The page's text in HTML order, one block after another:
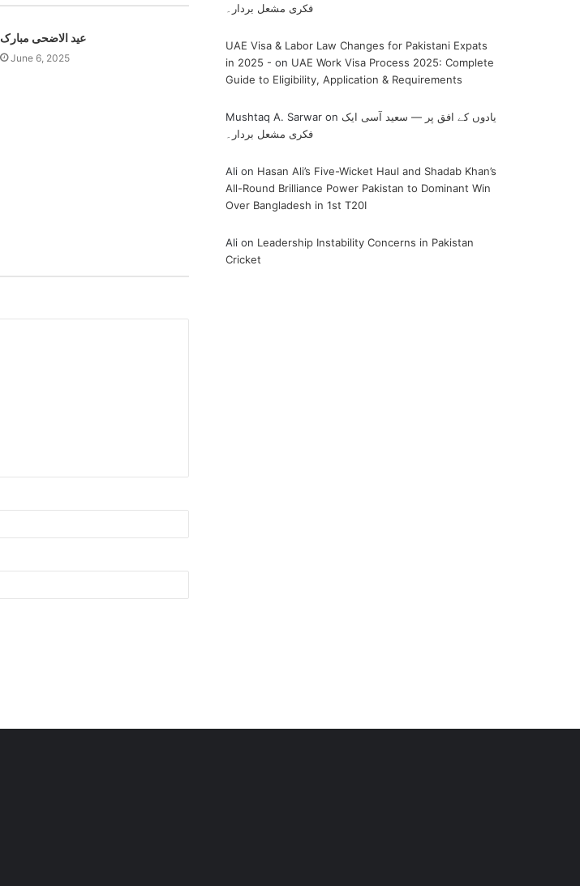
عید الاضحی مبارک
June 6, 2025
فکری مشعل بردار۔
UAE Visa & Labor Law Changes for Pakistani Expats
in 2025 - on UAE Work Visa Process 2025: Complete
Guide to Eligibility, Application & Requirements
Mushtaq A. Sarwar on یادوں کے افق پر — سعید آسی ایک
فکری مشعل بردار۔
Ali on Hasan Ali’s Five-Wicket Haul and Shadab Khan’s
All-Round Brilliance Power Pakistan to Dominant Win
Over Bangladesh in 1st T20I
Ali on Leadership Instability Concerns in Pakistan
Cricket